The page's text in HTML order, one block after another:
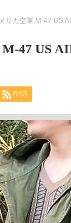
リカ空軍 M-47 US
47 US
RSS